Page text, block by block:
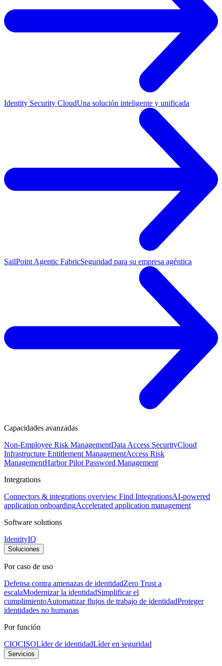
Identity Security CloudUna solución inteligente y unificada
SailPoint Agentic FabricSeguridad para su empresa agéntica
Capacidades avanzadas
Non-Employee Risk ManagementData Access SecurityCloud
Infrastructure Entitlement ManagementAccess Risk
ManagementHarbor Pilot Password Management
Integrations
Connectors & integrations overview Find IntegrationsAI-powered
application onboardingAccelerated application management
Software solutions
IdentityIQ
Soluciones
Por caso de uso
Defensa contra amenazas de identidadZero Trust a
escalaModernizar la identidadSimplificar el
cumplimientoAutomatizar flujos de trabajo de identidadProteger
identidades no humanas
Por función
CIOCISOLíder de identidadLíder en seguridad
Servicios